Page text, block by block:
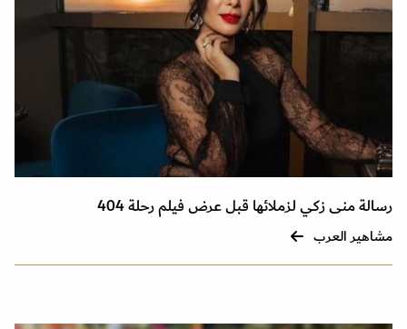
رسالة منى زكي لزملائها قبل عرض فيلم رحلة 404
مشاهير العرب